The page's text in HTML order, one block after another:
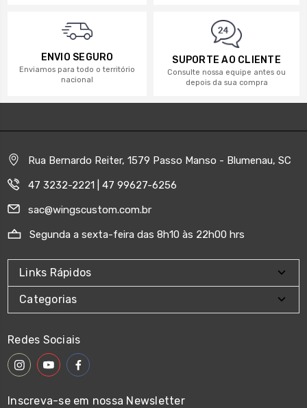
ENVIO SEGURO
Enviamos para todo o território
nacional
SUPORTE AO CLIENTE
Consulte nossa equipe antes ou
depois da sua compra
Rua Bernardo Reiter, 1579 Passo Manso - Blumenau, SC
47 3232-2221 | 47 99627-6256
sac@wingscustom.com.br
Segunda a sexta-feira das 8h10 às 22h00 hrs
Links Rápidos
Categorias
Redes Sociais
Inscreva-se em nossa Newsletter